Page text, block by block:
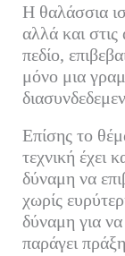
Η θαλάσσια
αλλά και
πεδίο,
μόνο μια
Επίσης το
τεχνική έχει
δύναμη να
χωρίς
δύναμη για
παράγει